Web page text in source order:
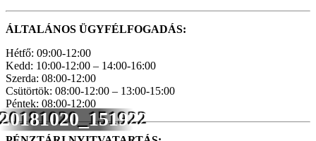
20181020_151922
ÁLTALÁNOS ÜGYFÉLFOGADÁS:
Hétfő: 09:00-12:00
Kedd: 10:00-12:00 – 14:00-16:00
Szerda: 08:00-12:00
Csütörtök: 08:00-12:00 – 13:00-15:00
Péntek: 08:00-12:00